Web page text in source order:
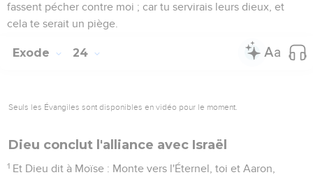
fassent pécher contre moi ; car tu servirais leurs dieux, et
cela te serait un piège.
Exode 24
Seuls les Évangiles sont disponibles en vidéo pour le moment.
Dieu conclut l'alliance avec Israël
1 Et Dieu dit à Moïse : Monte vers l'Éternel, toi et Aaron,